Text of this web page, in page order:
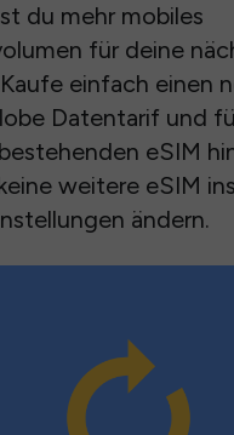
du mehr mobiles
für deine
einfach einen
Datentarif und
eSIM
weitere eSIM
ändern.